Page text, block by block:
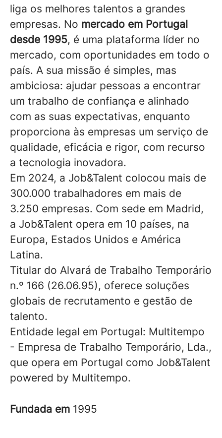
liga os melhores talentos a grandes
empresas. No mercado em Portugal
desde 1995, é uma plataforma líder no
mercado, com oportunidades em todo o
país. A sua missão é simples, mas
ambiciosa: ajudar pessoas a encontrar
um trabalho de confiança e alinhado
com as suas expectativas, enquanto
proporciona às empresas um serviço de
qualidade, eficácia e rigor, com recurso
a tecnologia inovadora.
Em 2024, a Job&Talent colocou mais de
300.000 trabalhadores em mais de
3.250 empresas. Com sede em Madrid,
a Job&Talent opera em 10 países, na
Europa, Estados Unidos e América
Latina.
Titular do Alvará de Trabalho Temporário
n.º 166 (26.06.95), oferece soluções
globais de recrutamento e gestão de
talento.
Entidade legal em Portugal: Multitempo
- Empresa de Trabalho Temporário, Lda.,
que opera em Portugal como Job&Talent
powered by Multitempo.
Fundada em 1995